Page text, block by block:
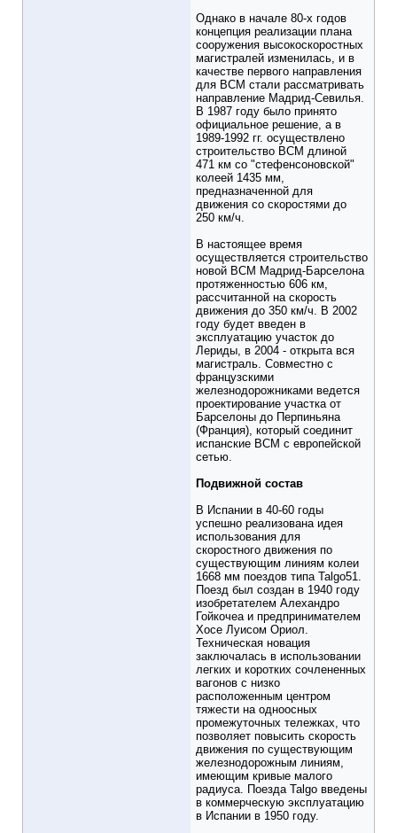
Однако в начале 80-х годов
концепция реализации плана
сооружения высокоскоростных
магистралей изменилась, и в
качестве первого направления
для ВСМ стали рассматривать
направление Мадрид-Севилья.
В 1987 году было принято
официальное решение, а в
1989-1992 гг. осуществлено
строительство ВСМ длиной
471 км со "стефенсоновской"
колеей 1435 мм,
предназначенной для
движения со скоростями до
250 км/ч.
В настоящее время
осуществляется строительство
новой ВСМ Мадрид-Барселона
протяженностью 606 км,
рассчитанной на скорость
движения до 350 км/ч. В 2002
году будет введен в
эксплуатацию участок до
Лериды, в 2004 - открыта вся
магистраль. Совместно с
французскими
железнодорожниками ведется
проектирование участка от
Барселоны до Перпиньяна
(Франция), который соединит
испанские ВСМ с европейской
сетью.
Подвижной состав
В Испании в 40-60 годы
успешно реализована идея
использования для
скоростного движения по
существующим линиям колеи
1668 мм поездов типа Talgo51.
Поезд был создан в 1940 году
изобретателем Алехандро
Гойкочеа и предпринимателем
Хосе Луисом Ориол.
Техническая новация
заключалась в использовании
легких и коротких сочлененных
вагонов с низко
расположенным центром
тяжести на одноосных
промежуточных тележках, что
позволяет повысить скорость
движения по существующим
железнодорожным линиям,
имеющим кривые малого
радиуса. Поезда Talgo введены
в коммерческую эксплуатацию
в Испании в 1950 году.